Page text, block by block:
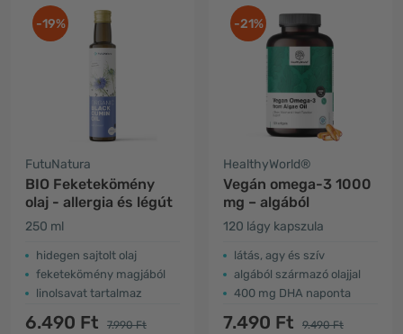
-19%
FutuNatura
BIO Feketekömény
olaj - allergia és légút
250 ml
hidegen sajtolt olaj
feketekömény magjából
linolsavat tartalmaz
6.490 Ft 7.990 Ft
-21%
HealthyWorld®
Vegán omega-3 1000
mg – algából
120 lágy kapszula
látás, agy és szív
algából származó olajjal
400 mg DHA naponta
7.490 Ft 9.490 Ft